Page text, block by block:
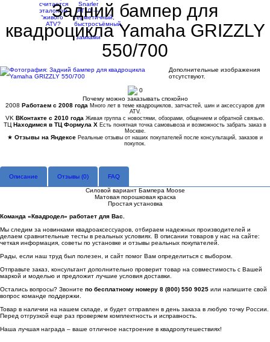
Задний бампер для
квадроцикла Yamaha GRIZZLY
550/700
Дополнительные изображения
отсутствуют.
0
Почему можно заказывать спокойно
2008 Работаем с 2008 года Много лет в теме квадроциклов, запчастей, шин и аксессуаров для
ATV.
VK ВКонтакте с 2010 года Живая группа с новостями, обзорами, общением и обратной связью.
ТЦ Находимся в ТЦ Формула Х Есть понятная точка самовывоза и возможность забрать заказ в
Москве.
★ Отзывы на Яндексе Реальные отзывы от наших покупателей после консультаций, заказов и
покупок.
Описание Отзывы (0) FAQ
Силовой вариант Бампера Moose
Матовая порошковая краска
Простая установка
Команда «Квадродел» работает для Вас.
Мы следим за новинками квадроаксессуаров, отбираем надежных производителей и
делаем сравнительные тесты в реальных условиях. В описании товаров у нас на сайте:
четкая информация, советы по установке и отзывы реальных покупателей.
Рады, если наш труд был полезен, и сайт помог Вам определиться с выбором.
Отправьте заказ, консультант дополнительно проверит товар на совместимость с Вашей
маркой и моделью и предложит лучшие условия доставки.
Остались вопросы? Звоните по бесплатному номеру 8 (800) 550 9025 или напишите свой
вопрос команде поддержки.
Товар в наличии на нашем складе, и будет отправлен в день заказа в любую точку России.
Перед отгрузкой еще раз проверяем комплектность и исправность.
Наша лучшая награда – ваше отличное настроение в квадропутешествиях!